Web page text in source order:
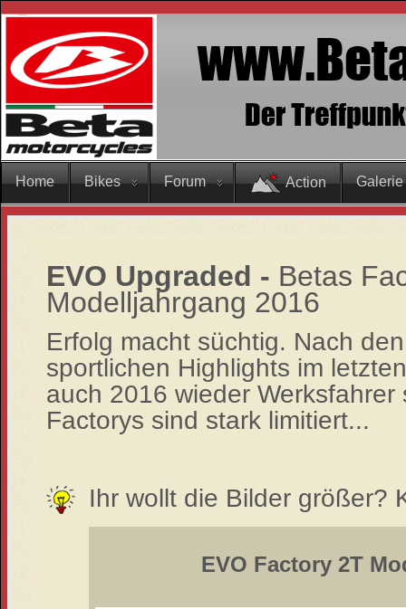
Home Bikes Forum Action Galerie
EVO Upgraded - Betas
Modelljahrgang 2016
Erfolg macht süchtig. Nach
sportlichen Highlights im
auch 2016 wieder Werksfahrer
Factorys sind stark limitiert...
Ihr wollt die Bilder größer?
EVO Factory 2T